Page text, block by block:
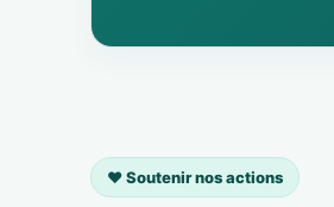
❤️ Soutenir nos actions